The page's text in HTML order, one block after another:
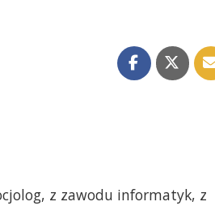
z zawodu informatyk, z